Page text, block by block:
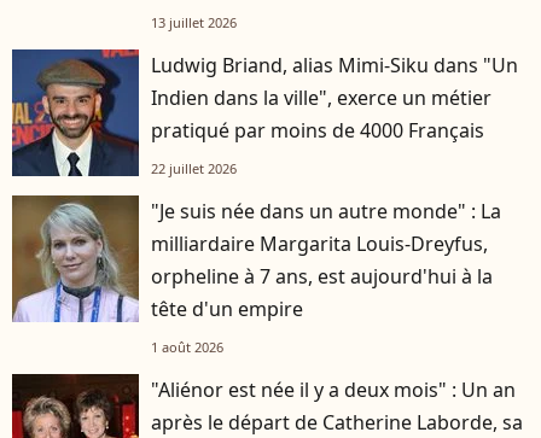
13 juillet 2026
Ludwig Briand, alias Mimi-Siku dans "Un
Indien dans la ville", exerce un métier
pratiqué par moins de 4000 Français
22 juillet 2026
"Je suis née dans un autre monde" : La
milliardaire Margarita Louis-Dreyfus,
orpheline à 7 ans, est aujourd'hui à la
tête d'un empire
1 août 2026
"Aliénor est née il y a deux mois" : Un an
après le départ de Catherine Laborde, sa